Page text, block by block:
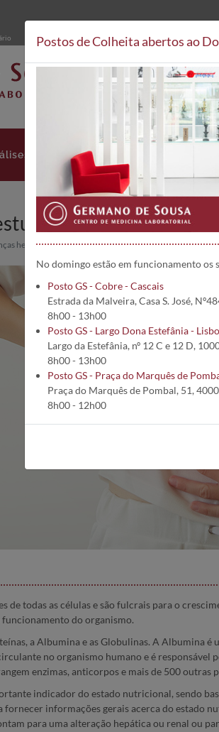
Áreas Clínicas
do fígado –
hepáticas - o estudo do fígado – albumina/globulina
de todas as células e são fulcrais para o
do organismo.
a Albumina e as Globulinas. A Albumina
no organismo humano e é
enzimas, anticorpos e mais de 500 outras
indicador do estado nutricional, sendo
fornecer informações gerais acerca do estado
para uma alteração hepática ou renal ou
Postos de Colheita abertos ao
No domingo estão em funcionamento os
Posto GS - Cobre - Cascais
Estrada da Malveira, Casa S. José,
8h00 - 13h00
Posto GS - Largo Dona Estefânia -
Largo da Estefânia, nº 12 C e 12 D,
8h00 - 13h00
Posto GS - Praça do Marquês de
Praça do Marquês de Pombal, 51,
8h00 - 12h00